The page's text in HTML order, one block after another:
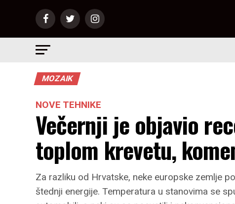
MOZAIK
NOVE TEHNIKE
Večernji je objavio
toplom krevetu,
Za razliku od Hrvatske, neke europske zemlje
štednji energije. Temperatura u stanovima se